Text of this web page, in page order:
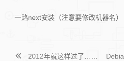
一路next安装（注意要修改机器名）
2012年就这样过了……